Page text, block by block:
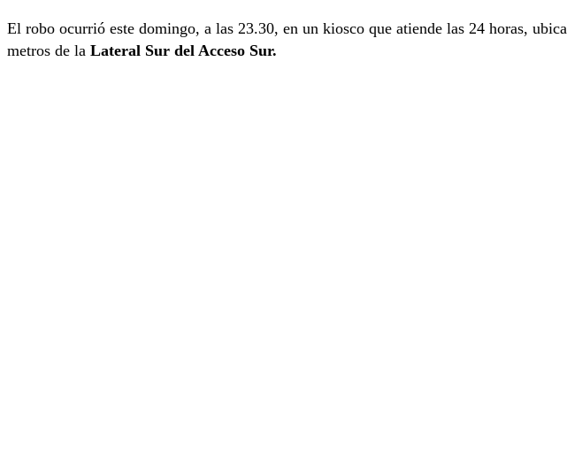
El robo ocurrió este domingo, a las 23.30, en un kiosco que atiende las 24 horas,
metros de la Lateral Sur del Acceso Sur.